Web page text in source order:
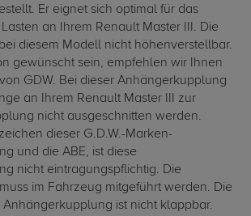
Er eignet sich optimal für das
an Ihrem Renault Master III. Die
diesem Modell nicht höhenverstellbar.
gewünscht sein, empfehlen wir Ihnen
GDW. Bei dieser Anhängerkupplung
an Ihrem Renault Master III zur
nicht ausgeschnitten werden.
dieser G.D.W.-Marken-
und die ABE, ist diese
nicht eintragungspflichtig. Die
im Fahrzeug mitgeführt werden. Die
Anhängerkupplung ist nicht klappbar.